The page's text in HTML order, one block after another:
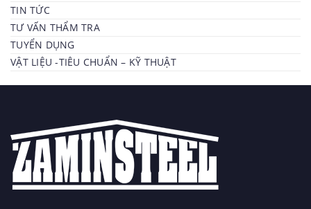
TIN TỨC
TƯ VẤN THẨM TRA
TUYỂN DỤNG
VẬT LIỆU -TIÊU CHUẨN – KỸ THUẬT